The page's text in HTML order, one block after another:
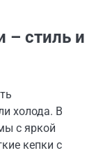
стиль и
холода. В
с яркой
кепки с